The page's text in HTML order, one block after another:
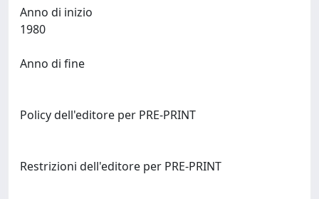
Anno di inizio
Anno di fine
Policy dell'editore per PRE-PRINT
Restrizioni dell'editore per PRE-PRINT